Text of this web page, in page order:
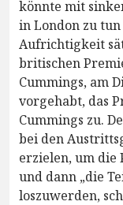
könnte mit
in London zu
Aufrichtigkeit
britischen
Cummings, am
vorgehabt, das
Cummings zu.
bei den
erzielen, um die
und dann „die
loszuwerden,